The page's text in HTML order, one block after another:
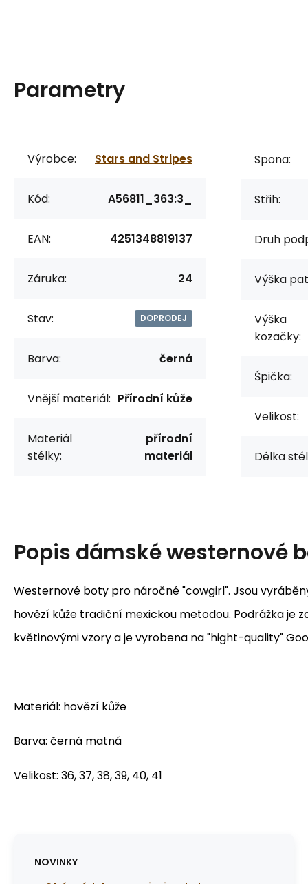
Parametry
Výrobce: Stars and Stripes
Kód: A56811_363:3_
EAN: 4251348819137
Záruka: 24
Stav: DOPRODEJ
Barva: černá
Vnější materiál: Přírodní kůže
Materiál
stélky:
přírodní
materiál
Spona:
Střih:
Druh
Výška
Výška
kozačky:
Špička:
Velikost:
Délka
Popis dámské westernové
Westernové boty pro náročné "cowgirl". Jsou
hovězí kůže tradiční mexickou metodou. Podrážka je
květinovými vzory a je vyrobena na "hight-quality"
Materiál: hovězí kůže
Barva: černá matná
Velikost: 36, 37, 38, 39, 40, 41
NOVINKY